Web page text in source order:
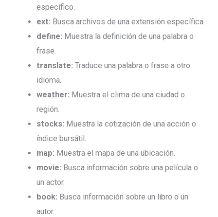
específico.
ext: Busca archivos de una extensión específica.
define: Muestra la definición de una palabra o
frase.
translate: Traduce una palabra o frase a otro
idioma.
weather: Muestra el clima de una ciudad o
región.
stocks: Muestra la cotización de una acción o
índice bursátil.
map: Muestra el mapa de una ubicación.
movie: Busca información sobre una película o
un actor.
book: Busca información sobre un libro o un
autor.